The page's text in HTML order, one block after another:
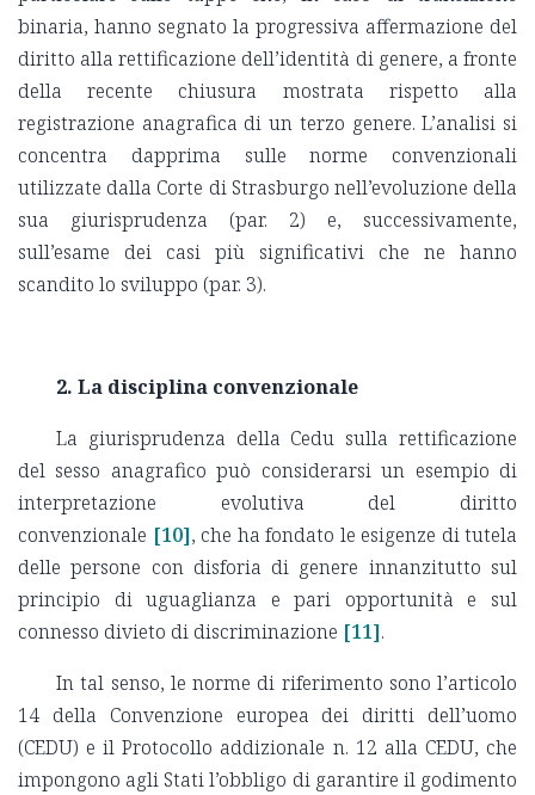
binaria, hanno segnato la progressiva affermazione del
diritto alla rettificazione dell’identità di genere, a fronte
della recente chiusura mostrata rispetto alla
registrazione anagrafica di un terzo genere. L’analisi si
concentra dapprima sulle norme convenzionali
utilizzate dalla Corte di Strasburgo nell’evoluzione della
sua giurisprudenza (par. 2) e, successivamente,
sull’esame dei casi più significativi che ne hanno
scandito lo sviluppo (par. 3).
2. La disciplina convenzionale
La giurisprudenza della Cedu sulla rettificazione
del sesso anagrafico può considerarsi un esempio di
interpretazione evolutiva del diritto
convenzionale [10], che ha fondato le esigenze di tutela
delle persone con disforia di genere innanzitutto sul
principio di uguaglianza e pari opportunità e sul
connesso divieto di discriminazione [11].
In tal senso, le norme di riferimento sono l’articolo
14 della Convenzione europea dei diritti dell’uomo
(CEDU) e il Protocollo addizionale n. 12 alla CEDU, che
impongono agli Stati l’obbligo di garantire il godimento